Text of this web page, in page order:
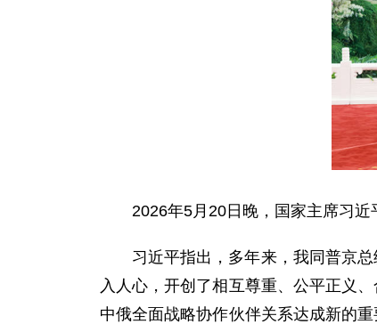
2026年5月20日晚，国家主席习近
习近平指出，多年来，我同普京
入人心，开创了相互尊重、公平正义
中俄全面战略协作伙伴关系达成新的